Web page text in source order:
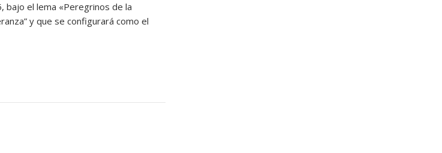
bajo el lema «Peregrinos de la
y que se configurará como el